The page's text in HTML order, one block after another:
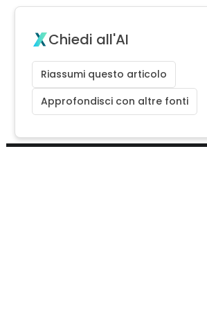
Chiedi all'AI
Riassumi questo articolo
Approfondisci con altre fonti